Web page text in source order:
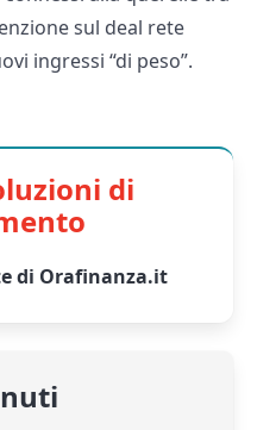
sul deal rete
ingressi “di peso”.
di
di Orafinanza.it